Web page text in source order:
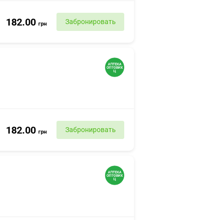
182.00 грн Забронировать
182.00 грн Забронировать